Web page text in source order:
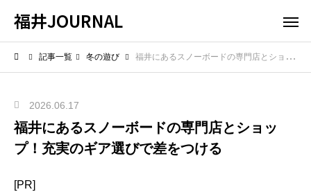
福井JOURNAL
記事一覧 冬の遊び 福井にあるスノーボードの専門店とショップ！充実のギア選びで差をつける
2026.06.17
福井にあるスノーボードの専門店とショッ
プ！充実のギア選びで差をつける
[PR]